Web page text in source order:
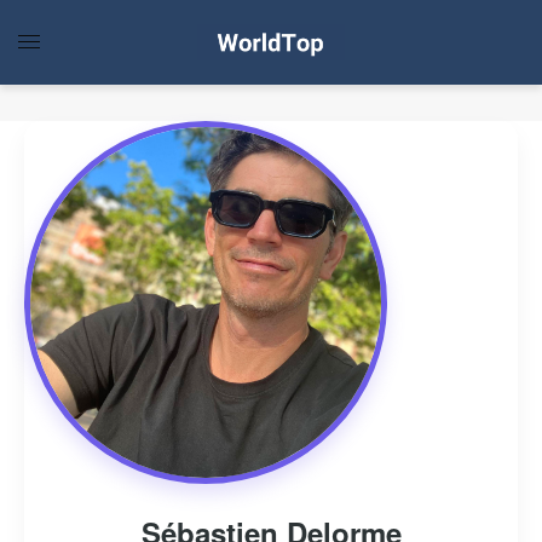
Sébastien Delorme